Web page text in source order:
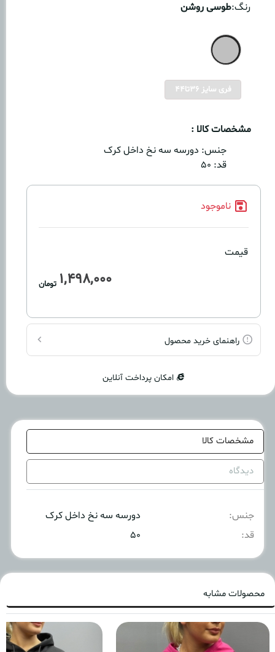
رنگ:طوسی روشن
فری سایز 36تا44
مشخصات کالا :
جنس: دورسه سه نخ داخل کرک
قد:
ناموجود
قیمت
1,498,000 تومان
راهنمای خرید محصول
امکان پرداخت آنلاین
مشخصات کالا
دیدگاه
جنس:
دورسه سه نخ داخل کرک
قد:
۵۰
محصولات مشابه